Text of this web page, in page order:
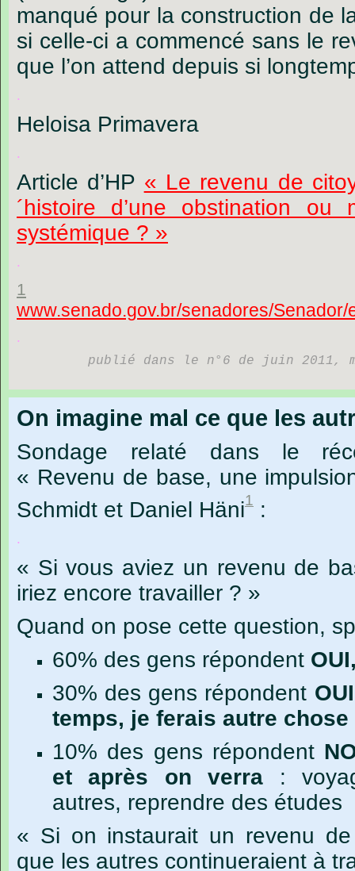
manqué pour la construction de
si celle-ci a commencé sans le
que l’on attend depuis si
.
Heloisa Primavera
.
Article d’HP « Le revenu de
´histoire d’une obstination ou
systémique ? »
.
1
www.senado.gov.br/senadores/
.
publié dans le n°6 de juin 2011,
On imagine mal ce que les
Sondage relaté dans le
« Revenu de base, une
Schmidt et Daniel Häni1 :
.
« Si vous aviez un revenu de
iriez encore travailler ? »
Quand on pose cette question,
60% des gens répondent
30% des gens répondent
temps, je ferais autre chose
10% des gens répondent
et après on verra :
autres, reprendre des études
« Si on instaurait un revenu
que les autres continueraient à